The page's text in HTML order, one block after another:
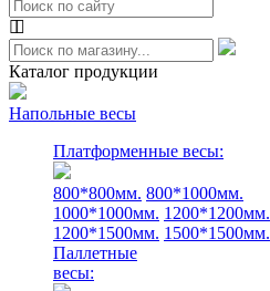
Каталог продукции
Напольные весы
Платформенные весы:
800*800мм. 800*1000мм.
1000*1000мм. 1200*1200мм.
1200*1500мм. 1500*1500мм.
Паллетные
весы: